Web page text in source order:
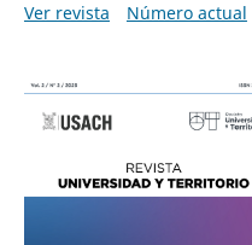
Ver revista
Número actual